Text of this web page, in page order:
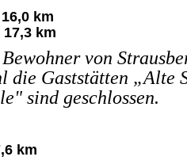
16,0 km
17,3 km
von
die Gaststätten „Alte
sind geschlossen.
km